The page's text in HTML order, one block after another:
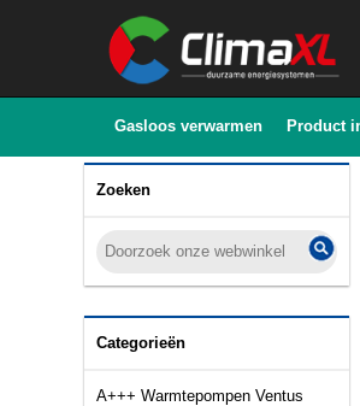
Gasloos verwarmen Product
Zoeken
Categorieën
A+++ Warmtepompen Ventus